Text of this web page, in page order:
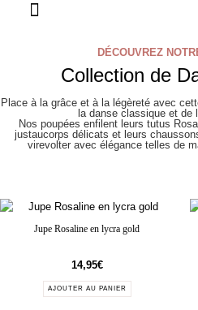
DÉCOUVREZ
Collection de
Place à la grâce et à la légèreté avec
la danse classique et de
Nos poupées enfilent leurs tutus
justaucorps délicats et leurs
virevolter avec élégance telles de
Jupe Rosaline en lycra gold
14,95€
AJOUTER AU PANIER